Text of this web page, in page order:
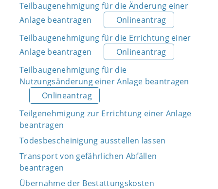
Teilbaugenehmigung für die Änderung einer
Anlage beantragen
Onlineantrag
Teilbaugenehmigung für die Errichtung einer
Anlage beantragen
Onlineantrag
Teilbaugenehmigung für die
Nutzungsänderung einer Anlage beantragen
Onlineantrag
Teilgenehmigung zur Errichtung einer Anlage
beantragen
Todesbescheinigung ausstellen lassen
Transport von gefährlichen Abfällen
beantragen
Übernahme der Bestattungskosten